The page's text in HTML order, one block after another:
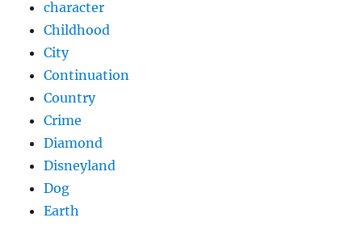
character
Childhood
City
Continuation
Country
Crime
Diamond
Disneyland
Dog
Earth